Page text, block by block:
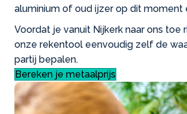
aluminium of oud ijzer op dit moment
Voordat je vanuit Nijkerk naar ons toe
onze rekentool eenvoudig zelf de
partij bepalen.
Bereken je metaalprijs